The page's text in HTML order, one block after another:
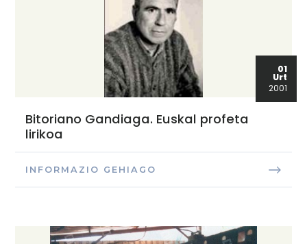
01
Urt
2001
Bitoriano Gandiaga. Euskal profeta
lirikoa
INFORMAZIO GEHIAGO